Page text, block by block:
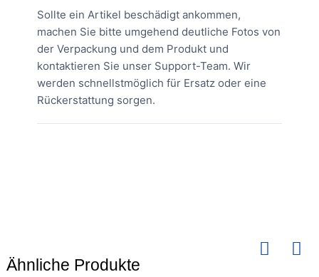
Sollte ein Artikel beschädigt ankommen,
machen Sie bitte umgehend deutliche Fotos von
der Verpackung und dem Produkt und
kontaktieren Sie unser Support-Team. Wir
werden schnellstmöglich für Ersatz oder eine
Rückerstattung sorgen.
Ähnliche Produkte